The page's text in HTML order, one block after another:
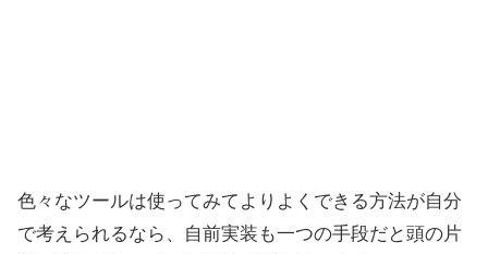
色々なツールは使ってみてよりよくできる方法が自分
で考えられるなら、自前実装も一つの手段だと頭の片